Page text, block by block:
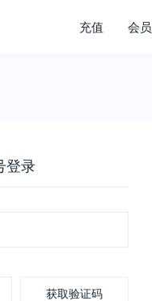
充值 会员
登录
获取验证码